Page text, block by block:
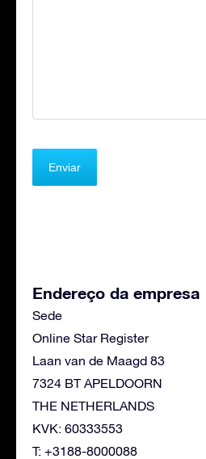
Endereço da empresa
Sede
Online Star Register
Laan van de Maagd 83
7324 BT APELDOORN
THE NETHERLANDS
KVK: 60333553
T: +3188-8000088